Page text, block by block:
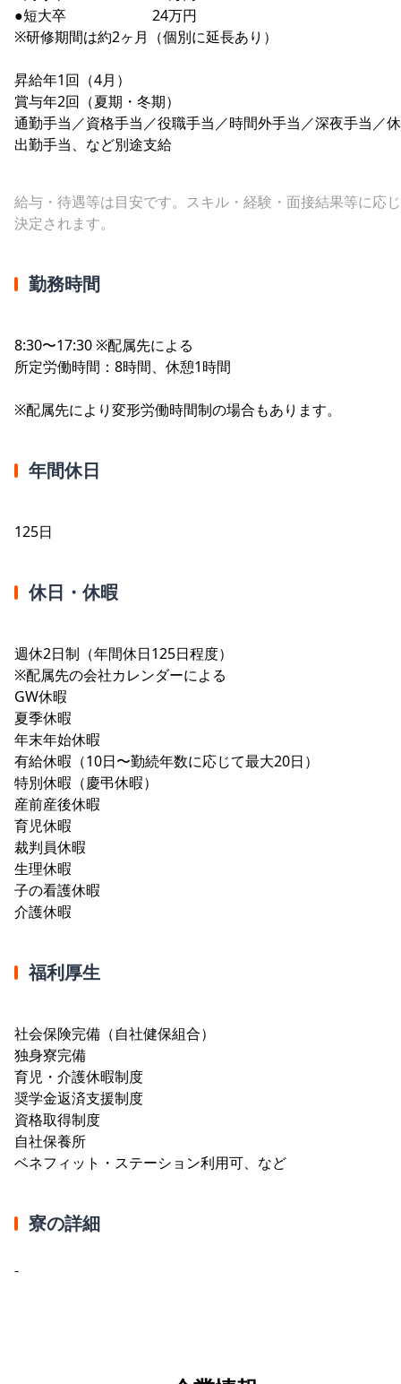
●短大卒 24万円
※研修期間は約2ヶ月（個別に延長あり）
昇給年1回（4月）
賞与年2回（夏期・冬期）
通勤手当／資格手当／役職手当／時間外手当／深夜手当／
出勤手当、など別途支給
給与・待遇等は目安です。スキル・経験・面接結果等に応
決定されます。
勤務時間
8:30〜17:30 ※配属先による
所定労働時間：8時間、休憩1時間
※配属先により変形労働時間制の場合もあります。
年間休日
125日
休日・休暇
週休2日制（年間休日125日程度）
※配属先の会社カレンダーによる
GW休暇
夏季休暇
年末年始休暇
有給休暇（10日〜勤続年数に応じて最大20日）
特別休暇（慶弔休暇）
産前産後休暇
育児休暇
裁判員休暇
生理休暇
子の看護休暇
介護休暇
福利厚生
社会保険完備（自社健保組合）
独身寮完備
育児・介護休暇制度
奨学金返済支援制度
資格取得制度
自社保養所
ベネフィット・ステーション利用可、など
寮の詳細
-